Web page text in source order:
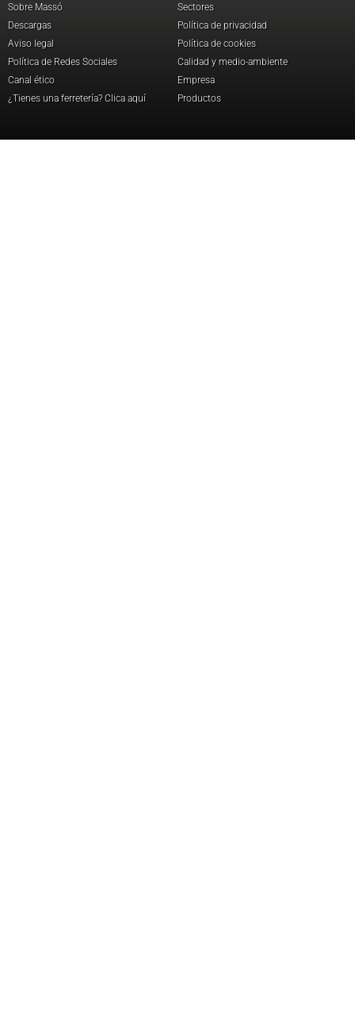
Sobre Massó
Sectores
Descargas
Política de privacidad
Aviso legal
Política de cookies
Política de Redes Sociales
Calidad y medio-ambiente
Canal ético
Empresa
¿Tienes una ferretería? Clica aquí
Productos